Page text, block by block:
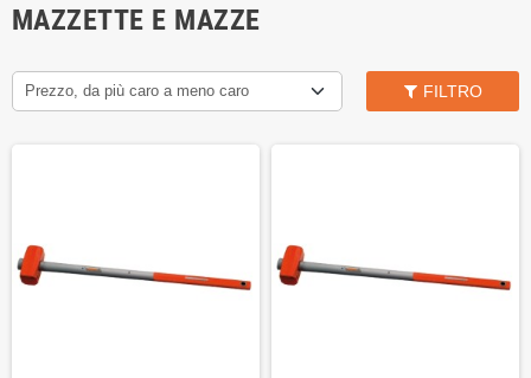
MAZZETTE E MAZZE
Prezzo, da più caro a meno caro FILTRO